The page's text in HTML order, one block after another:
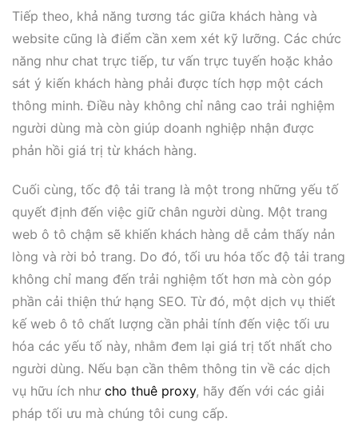
Tiếp theo, khả năng tương tác giữa khách hàng và
website cũng là điểm cần xem xét kỹ lưỡng. Các chức
năng như chat trực tiếp, tư vấn trực tuyến hoặc khảo
sát ý kiến khách hàng phải được tích hợp một cách
thông minh. Điều này không chỉ nâng cao trải nghiệm
người dùng mà còn giúp doanh nghiệp nhận được
phản hồi giá trị từ khách hàng.
Cuối cùng, tốc độ tải trang là một trong những yếu tố
quyết định đến việc giữ chân người dùng. Một trang
web ô tô chậm sẽ khiến khách hàng dễ cảm thấy nản
lòng và rời bỏ trang. Do đó, tối ưu hóa tốc độ tải trang
không chỉ mang đến trải nghiệm tốt hơn mà còn góp
phần cải thiện thứ hạng SEO. Từ đó, một dịch vụ thiết
kế web ô tô chất lượng cần phải tính đến việc tối ưu
hóa các yếu tố này, nhằm đem lại giá trị tốt nhất cho
người dùng. Nếu bạn cần thêm thông tin về các dịch
vụ hữu ích như cho thuê proxy, hãy đến với các giải
pháp tối ưu mà chúng tôi cung cấp.